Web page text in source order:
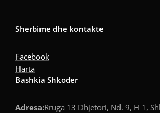
Sherbime dhe kontakte
Facebook
Harta
Bashkia Shkoder
Adresa:Rruga 13 Dhjetori, Nd. 9, H 1,